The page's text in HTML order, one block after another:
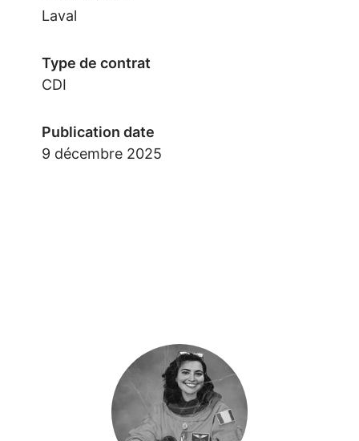
Laval
Type de contrat
CDI
Publication date
9 décembre 2025